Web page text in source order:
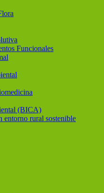
Funcionales
(BICA)
entorno rural sostenible